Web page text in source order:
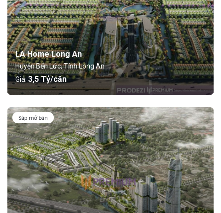
LA Home Long An
Huyện Bến Lức, Tỉnh Long An
Giá: 3,5 Tỷ/căn
Sắp mở bán